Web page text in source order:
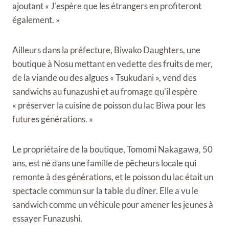
ajoutant « J'espère que les étrangers en profiteront
également. »
Ailleurs dans la préfecture, Biwako Daughters, une
boutique à Nosu mettant en vedette des fruits de mer,
de la viande ou des algues « Tsukudani », vend des
sandwichs au funazushi et au fromage qu'il espère
« préserver la cuisine de poisson du lac Biwa pour les
futures générations. »
Le propriétaire de la boutique, Tomomi Nakagawa, 50
ans, est né dans une famille de pêcheurs locale qui
remonte à des générations, et le poisson du lac était un
spectacle commun sur la table du dîner. Elle a vu le
sandwich comme un véhicule pour amener les jeunes à
essayer Funazushi.